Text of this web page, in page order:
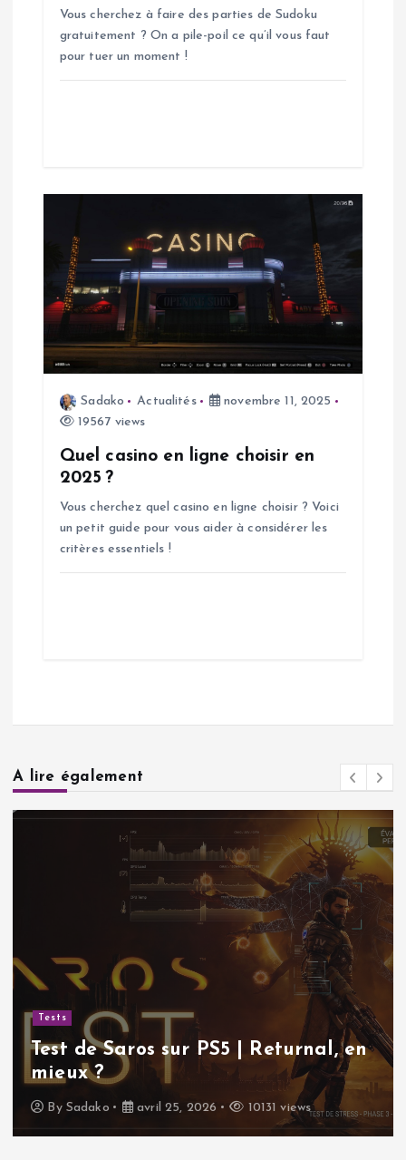
Vous cherchez à faire des parties de Sudoku
gratuitement ? On a pile-poil ce qu’il vous faut
pour tuer un moment !
Sadako Actualités
novembre 11, 2025
19567 views
Quel casino en ligne choisir en
2025 ?
Vous cherchez quel casino en ligne choisir ? Voici
un petit guide pour vous aider à considérer les
critères essentiels !
A lire également
Tests
Test de Saros sur PS5 | Returnal, en
mieux ?
By Sadako avril 25, 2026 10131 views